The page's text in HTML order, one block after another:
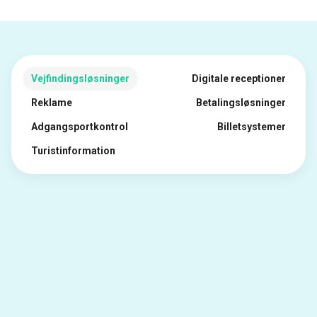
Vejfindingsløsninger Digitale receptioner
Reklame Betalingsløsninger
Adgangsportkontrol Billetsystemer
Turistinformation